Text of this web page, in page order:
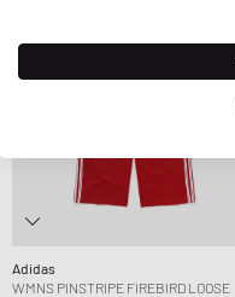
Adidas
WMNS PINSTRIPE FIREBIRD LOOSE